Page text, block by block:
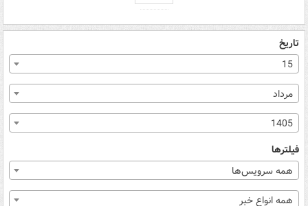
تاریخ
15
مرداد
1405
فیلترها
همه سرویس‌ها
همه انواع خبر